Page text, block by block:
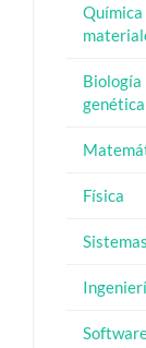
Química
Biología
Física